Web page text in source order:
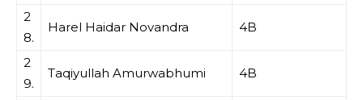
2
8.
Harel Haidar Novandra 4B
2
9.
Taqiyullah Amurwabhumi 4B